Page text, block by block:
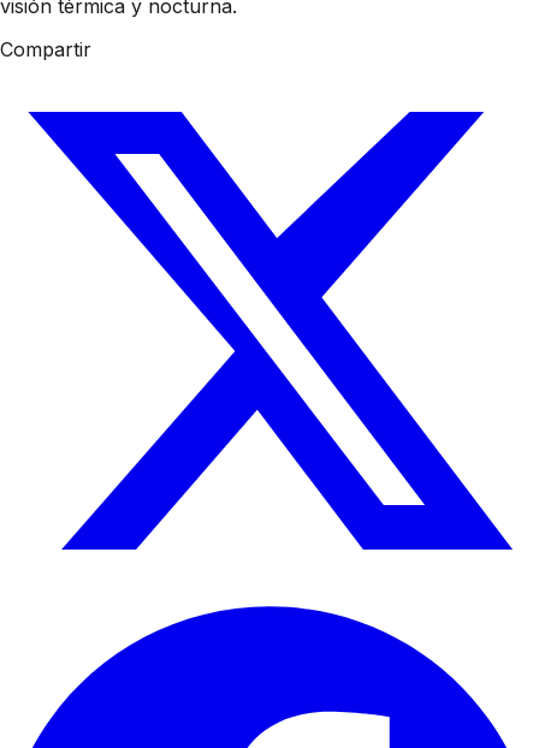
visión térmica y nocturna.
Compartir